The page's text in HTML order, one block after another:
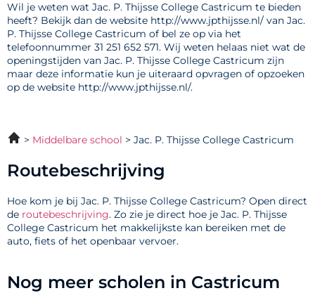
Wil je weten wat Jac. P. Thijsse College Castricum te bieden
heeft? Bekijk dan de website http://www.jpthijsse.nl/ van Jac.
P. Thijsse College Castricum of bel ze op via het
telefoonnummer 31 251 652 571. Wij weten helaas niet wat de
openingstijden van Jac. P. Thijsse College Castricum zijn
maar deze informatie kun je uiteraard opvragen of opzoeken
op de website http://www.jpthijsse.nl/.
Middelbare school Jac. P. Thijsse College Castricum
Routebeschrijving
Hoe kom je bij Jac. P. Thijsse College Castricum? Open direct
de routebeschrijving. Zo zie je direct hoe je Jac. P. Thijsse
College Castricum het makkelijkste kan bereiken met de
auto, fiets of het openbaar vervoer.
Nog meer scholen in Castricum